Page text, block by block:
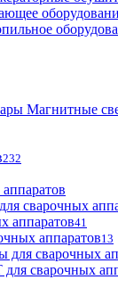
Магнитные
232
сварочных
аппаратов41
аппаратов13
для сварочных
сварочных